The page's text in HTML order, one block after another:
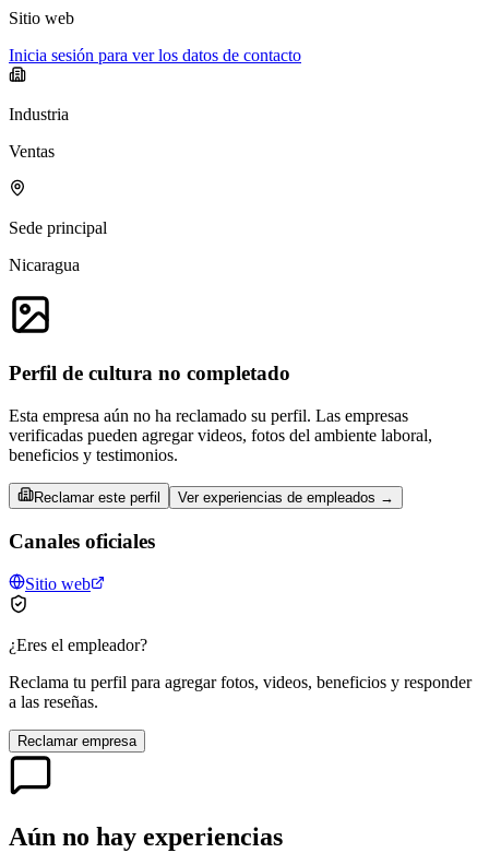
Sitio web
Inicia sesión para ver los datos de contacto
Industria
Ventas
Sede principal
Nicaragua
Perfil de cultura no completado
Esta empresa aún no ha reclamado su perfil. Las empresas
verificadas pueden agregar videos, fotos del ambiente laboral,
beneficios y testimonios.
Reclamar este perfil Ver experiencias de empleados →
Canales oficiales
Sitio web
¿Eres el empleador?
Reclama tu perfil para agregar fotos, videos, beneficios y responder
a las reseñas.
Reclamar empresa
Aún no hay experiencias